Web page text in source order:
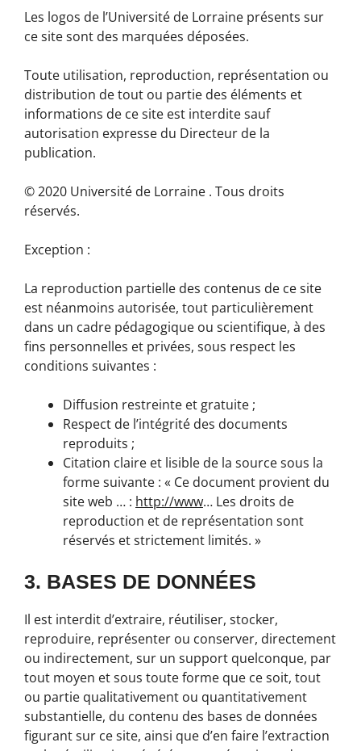
Les logos de l’Université de Lorraine présents sur
ce site sont des marquées déposées.
Toute utilisation, reproduction, représentation ou
distribution de tout ou partie des éléments et
informations de ce site est interdite sauf
autorisation expresse du Directeur de la
publication.
© 2020 Université de Lorraine . Tous droits
réservés.
Exception :
La reproduction partielle des contenus de ce site
est néanmoins autorisée, tout particulièrement
dans un cadre pédagogique ou scientifique, à des
fins personnelles et privées, sous respect les
conditions suivantes :
Diffusion restreinte et gratuite ;
Respect de l’intégrité des documents
reproduits ;
Citation claire et lisible de la source sous la
forme suivante : « Ce document provient du
site web … : http://www… Les droits de
reproduction et de représentation sont
réservés et strictement limités. »
3. BASES DE DONNÉES
Il est interdit d’extraire, réutiliser, stocker,
reproduire, représenter ou conserver, directement
ou indirectement, sur un support quelconque, par
tout moyen et sous toute forme que ce soit, tout
ou partie qualitativement ou quantitativement
substantielle, du contenu des bases de données
figurant sur ce site, ainsi que d’en faire l’extraction